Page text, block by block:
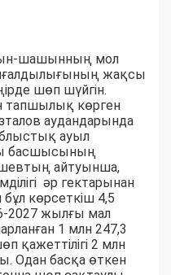
шашынның мол
жақсы
шөп шүйгін.
тапшылық көрген
аудандарында
ауыл
басшысының
айтуынша,
әр гектарынан
көрсеткіш 4,5
2027 жылғы мал
1 млн 247,3
қажеттілігі 2 млн
Одан басқа өткен